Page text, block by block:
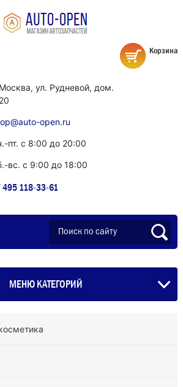
ул. Рудневой, дом.
open.ru
пт. с 8:00 до 20:00
вс. с 9:00 до 18:00
495 118-33-61
Корзина
МЕНЮ КАТЕГОРИЙ